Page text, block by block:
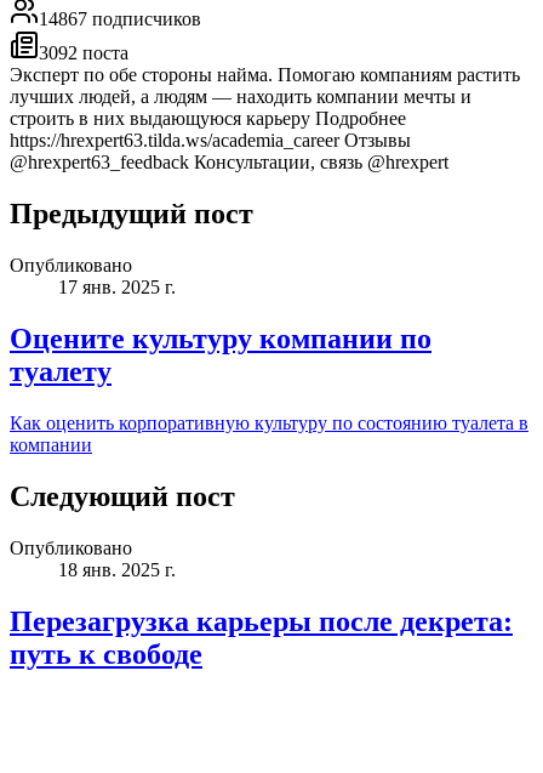
14867 подписчиков
3092 поста
Эксперт по обе стороны найма. Помогаю компаниям растить
лучших людей, а людям — находить компании мечты и
строить в них выдающуюся карьеру Подробнее
https://hrexpert63.tilda.ws/academia_career Отзывы
@hrexpert63_feedback Консультации, связь @hrexpert
Предыдущий пост
Опубликовано
17 янв. 2025 г.
Оцените культуру компании по
туалету
Как оценить корпоративную культуру по состоянию туалета в
компании
Следующий пост
Опубликовано
18 янв. 2025 г.
Перезагрузка карьеры после декрета:
путь к свободе